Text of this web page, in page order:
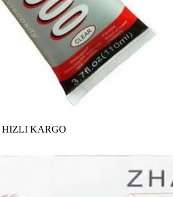
HIZLI KARGO